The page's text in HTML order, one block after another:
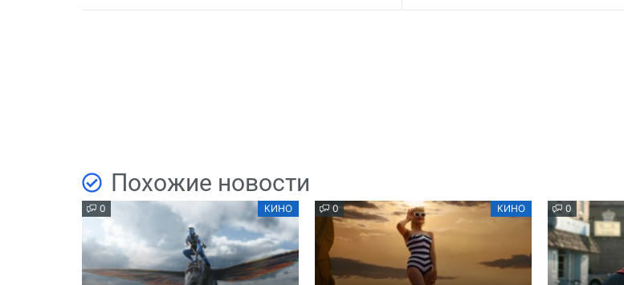
Похожие новости
0 КИНО 0 КИНО 0